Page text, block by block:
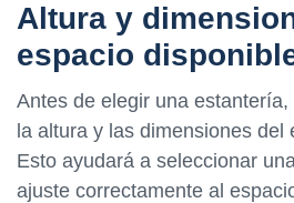
Altura y
espacio
Antes de elegir una
la altura y las dimensiones del
Esto ayudará a seleccionar
ajuste correctamente al